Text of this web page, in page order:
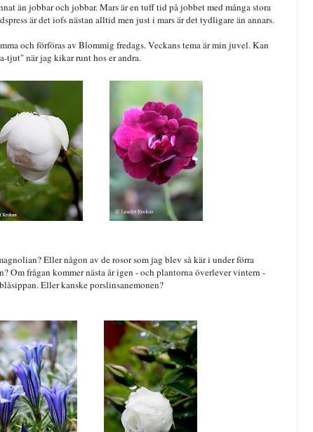
än jobbar och jobbar. Mars är en tuff tid på jobbet med många stora
är det iofs nästan alltid men just i mars är det tydligare än annars.
och förföras av Blommig fredags. Veckans tema är min juvel. Kan
tjut" när jag kikar runt hos er andra.
Eller någon av de rosor som jag blev så kär i under förra
Om frågan kommer nästa år igen - och plantorna överlever vintern -
Eller kanske porslinsanemonen?